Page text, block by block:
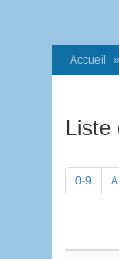
Accueil
Liste
0-9 A